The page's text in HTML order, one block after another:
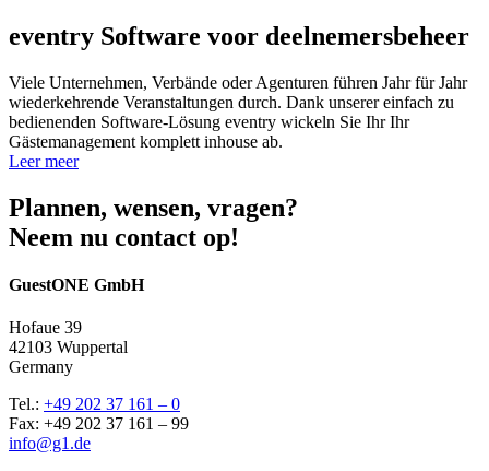
eventry Software voor deelnemersbeheer
Viele Unternehmen, Verbände oder Agenturen führen Jahr für Jahr
wiederkehrende Veranstaltungen durch. Dank unserer einfach zu
bedienenden Software-Lösung eventry wickeln Sie Ihr Ihr
Gästemanagement komplett inhouse ab.
Leer meer
Plannen, wensen, vragen?
Neem nu contact op!
GuestONE GmbH
Hofaue 39
42103 Wuppertal
Germany
Tel.: +49 202 37 161 – 0
Fax: +49 202 37 161 – 99
info@g1.de